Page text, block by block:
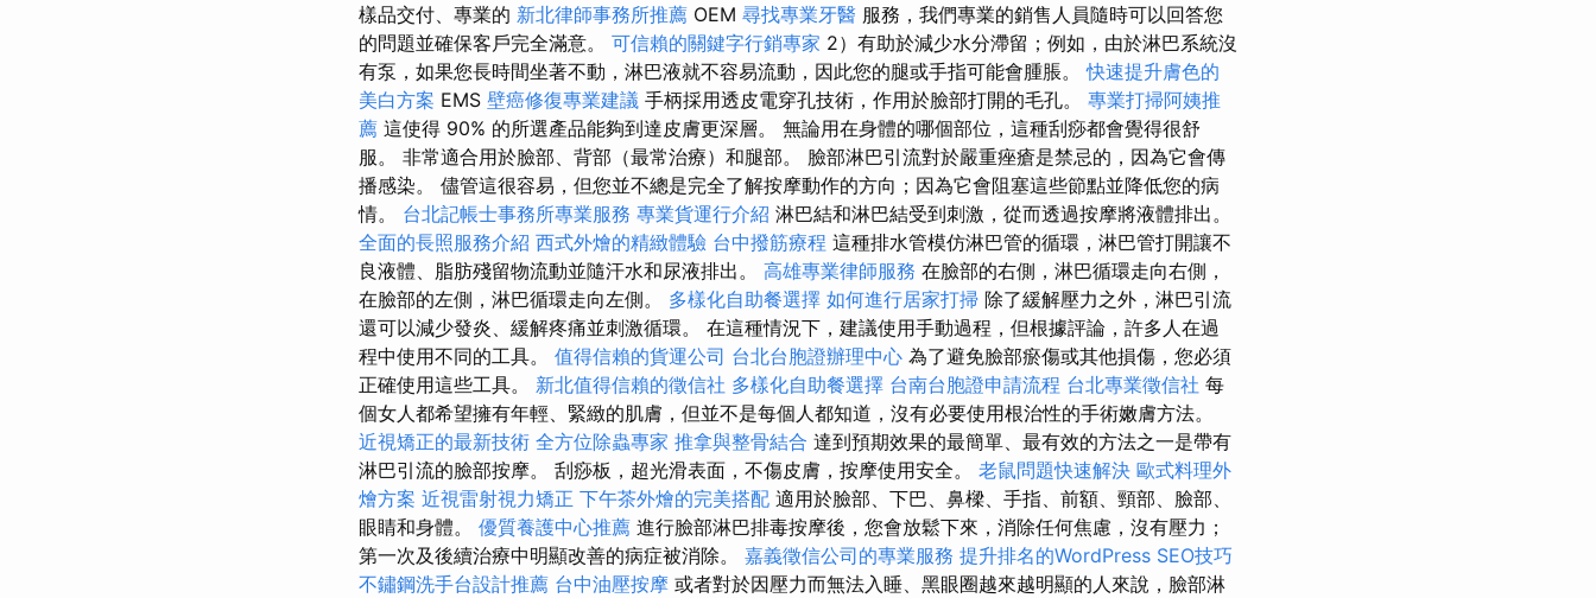
樣品交付、專業的 新北律師事務所推薦 OEM 尋找專業牙醫 服務，我們專業的銷售人員隨時可以回答您
的問題並確保客戶完全滿意。 可信賴的關鍵字行銷專家 2）有助於減少水分滯留；例如，由於淋巴系統沒
有泵，如果您長時間坐著不動，淋巴液就不容易流動，因此您的腿或手指可能會腫脹。快速提升膚色的
美白方案 EMS 壁癌修復專業建議 手柄採用透皮電穿孔技術，作用於臉部打開的毛孔。 專業打掃阿姨推
薦 這使得 90% 的所選產品能夠到達皮膚更深層。 無論用在身體的哪個部位，這種刮痧都會覺得很舒
服。 非常適合用於臉部、背部（最常治療）和腿部。 臉部淋巴引流對於嚴重痤瘡是禁忌的，因為它會傳
播感染。 儘管這很容易，但您並不總是完全了解按摩動作的方向；因為它會阻塞這些節點並降低您的病
情。 台北記帳士事務所專業服務 專業貨運行介紹 淋巴結和淋巴結受到刺激，從而透過按摩將液體排出。
全面的長照服務介紹 西式外燴的精緻體驗 台中撥筋療程 這種排水管模仿淋巴管的循環，淋巴管打開讓不
良液體、脂肪殘留物流動並隨汗水和尿液排出。 高雄專業律師服務 在臉部的右側，淋巴循環走向右側，
在臉部的左側，淋巴循環走向左側。 多樣化自助餐選擇 如何進行居家打掃 除了緩解壓力之外，淋巴引流
還可以減少發炎、緩解疼痛並刺激循環。 在這種情況下，建議使用手動過程，但根據評論，許多人在過
程中使用不同的工具。 值得信賴的貨運公司 台北台胞證辦理中心 為了避免臉部瘀傷或其他損傷，您必須
正確使用這些工具。 新北值得信賴的徵信社 多樣化自助餐選擇 台南台胞證申請流程 台北專業徵信社 每
個女人都希望擁有年輕、緊緻的肌膚，但並不是每個人都知道，沒有必要使用根治性的手術嫩膚方法。
近視矯正的最新技術 全方位除蟲專家 推拿與整骨結合 達到預期效果的最簡單、最有效的方法之一是帶有
淋巴引流的臉部按摩。 刮痧板，超光滑表面，不傷皮膚，按摩使用安全。 老鼠問題快速解決 歐式料理外
燴方案 近視雷射視力矯正 下午茶外燴的完美搭配 適用於臉部、下巴、鼻樑、手指、前額、頸部、臉部、
眼睛和身體。 優質養護中心推薦 進行臉部淋巴排毒按摩後，您會放鬆下來，消除任何焦慮，沒有壓力；
第一次及後續治療中明顯改善的病症被消除。 嘉義徵信公司的專業服務 提升排名的WordPress SEO技巧
不鏽鋼洗手台設計推薦 台中油壓按摩 或者對於因壓力而無法入睡、黑眼圈越來越明顯的人來說，臉部淋